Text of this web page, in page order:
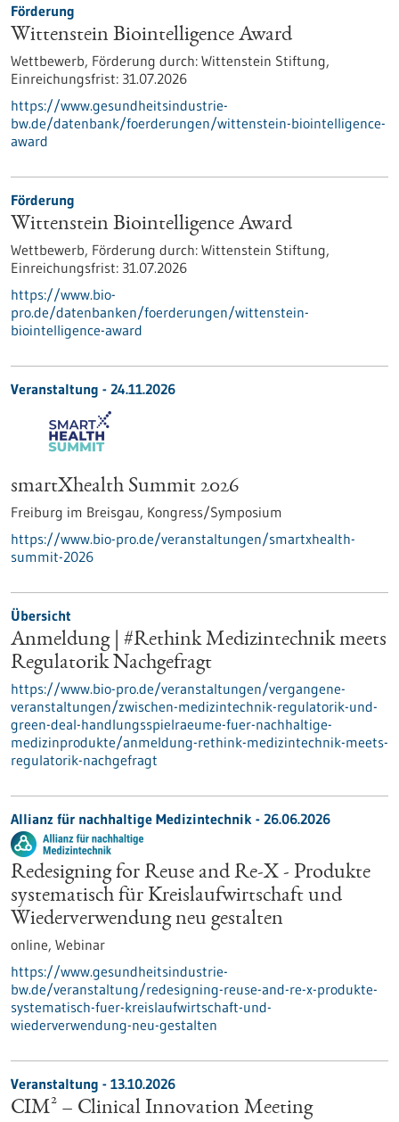
Förderung
Wittenstein Biointelligence Award
Wettbewerb, Förderung durch: Wittenstein Stiftung,
Einreichungsfrist: 31.07.2026
https://www.gesundheitsindustrie-
bw.de/datenbank/foerderungen/wittenstein-biointelligence-
award
Förderung
Wittenstein Biointelligence Award
Wettbewerb, Förderung durch: Wittenstein Stiftung,
Einreichungsfrist: 31.07.2026
https://www.bio-
pro.de/datenbanken/foerderungen/wittenstein-
biointelligence-award
Veranstaltung - 24.11.2026
smartXhealth Summit 2026
Freiburg im Breisgau, Kongress/Symposium
https://www.bio-pro.de/veranstaltungen/smartxhealth-
summit-2026
Übersicht
Anmeldung | #Rethink Medizintechnik meets
Regulatorik Nachgefragt
https://www.bio-pro.de/veranstaltungen/vergangene-
veranstaltungen/zwischen-medizintechnik-regulatorik-und-
green-deal-handlungsspielraeume-fuer-nachhaltige-
medizinprodukte/anmeldung-rethink-medizintechnik-meets-
regulatorik-nachgefragt
Allianz für nachhaltige Medizintechnik - 26.06.2026
Redesigning for Reuse and Re-X - Produkte
systematisch für Kreislaufwirtschaft und
Wiederverwendung neu gestalten
online, Webinar
https://www.gesundheitsindustrie-
bw.de/veranstaltung/redesigning-reuse-and-re-x-produkte-
systematisch-fuer-kreislaufwirtschaft-und-
wiederverwendung-neu-gestalten
Veranstaltung - 13.10.2026
CIM² – Clinical Innovation Meeting